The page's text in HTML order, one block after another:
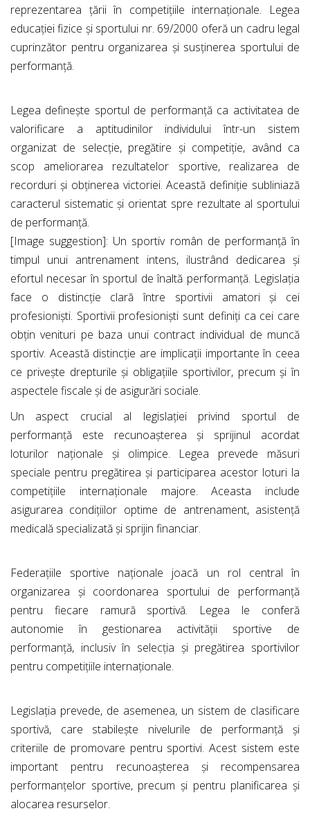
reprezentarea țării în competițiile internaționale. Legea
educației fizice și sportului nr. 69/2000 oferă un cadru legal
cuprinzător pentru organizarea și susținerea sportului de
performanță.
Legea definește sportul de performanță ca activitatea de
valorificare a aptitudinilor individului într-un sistem
organizat de selecție, pregătire și competiție, având ca
scop ameliorarea rezultatelor sportive, realizarea de
recorduri și obținerea victoriei. Această definiție subliniază
caracterul sistematic și orientat spre rezultate al sportului
de performanță.
[Image suggestion]: Un sportiv român de performanță în
timpul unui antrenament intens, ilustrând dedicarea și
efortul necesar în sportul de înaltă performanță. Legislația
face o distincție clară între sportivii amatori și cei
profesioniști. Sportivii profesioniști sunt definiți ca cei care
obțin venituri pe baza unui contract individual de muncă
sportiv. Această distincție are implicații importante în ceea
ce privește drepturile și obligațiile sportivilor, precum și în
aspectele fiscale și de asigurări sociale.
Un aspect crucial al legislației privind sportul de
performanță este recunoașterea și sprijinul acordat
loturilor naționale și olimpice. Legea prevede măsuri
speciale pentru pregătirea și participarea acestor loturi la
competițiile internaționale majore. Aceasta include
asigurarea condițiilor optime de antrenament, asistență
medicală specializată și sprijin financiar.
Federațiile sportive naționale joacă un rol central în
organizarea și coordonarea sportului de performanță
pentru fiecare ramură sportivă. Legea le conferă
autonomie în gestionarea activității sportive de
performanță, inclusiv în selecția și pregătirea sportivilor
pentru competițiile internaționale.
Legislația prevede, de asemenea, un sistem de clasificare
sportivă, care stabilește nivelurile de performanță și
criteriile de promovare pentru sportivi. Acest sistem este
important pentru recunoașterea și recompensarea
performanțelor sportive, precum și pentru planificarea și
alocarea resurselor.